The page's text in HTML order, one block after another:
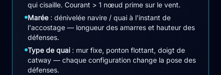
qui cisaille. Courant > 1 nœud prime sur le vent.
Marée : dénivelée navire / quai à l'instant de
l'accostage — longueur des amarres et hauteur des
défenses.
Type de quai : mur fixe, ponton flottant, doigt de
catway — chaque configuration change la pose des
défenses.